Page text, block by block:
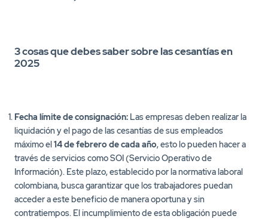
3 cosas que debes saber sobre las cesantías en
2025
Fecha límite de consignación: Las empresas deben realizar la
liquidación y el pago de las cesantías de sus empleados
máximo el14 de febrero de cada año, esto lo pueden hacer a
través de servicios como SOI (Servicio Operativo de
Información). Este plazo, establecido por la normativa laboral
colombiana, busca garantizar que los trabajadores puedan
acceder a este beneficio de manera oportuna y sin
contratiempos. El incumplimiento de esta obligación puede